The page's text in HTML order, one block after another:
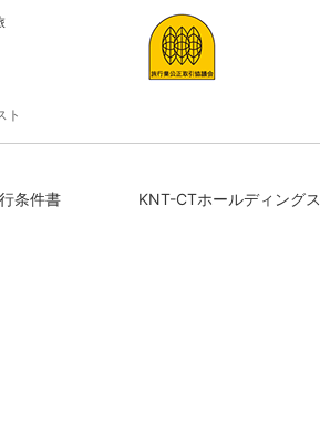
ト
条件書 KNT-CTホールディングス